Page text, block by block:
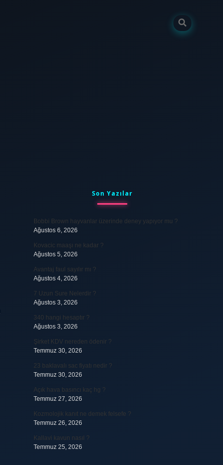
SidebarSon Yazılar
Bobbi Brown hayvanlar üzerinde deney yapıyor mu ?
Ağustos 6, 2026
Kovacic maaşı ne kadar ?
Ağustos 5, 2026
Avantaj faul sayılır mı ?
Ağustos 4, 2026
7 Uzun Sure Nelerdir ?
Ağustos 3, 2026
340 hangi hesaptır ?
Ağustos 3, 2026
Şirket KDV nereden ödenir ?
Temmuz 30, 2026
23 baklavalı sac fiyatı nedir ?
Temmuz 30, 2026
Açık hava basıncı kaç hg ?
Temmuz 27, 2026
Kozmolojik kanıt ne demek felsefe ?
Temmuz 26, 2026
Kallavi kavun nasıl ?
Temmuz 25, 2026